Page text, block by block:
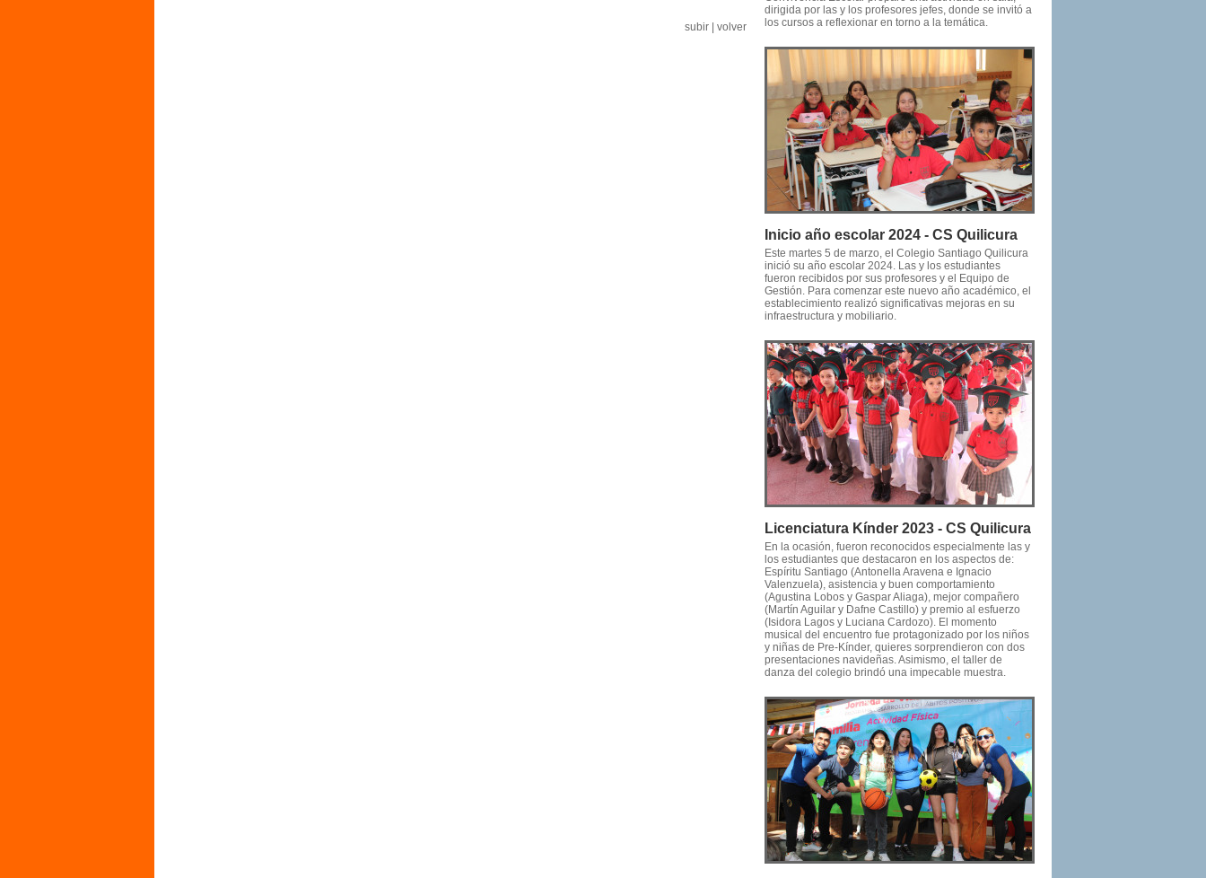
subir volver
dirigida por las y los profesores jefes, donde se invitó a
los cursos a reflexionar en torno a la temática.
Inicio año escolar 2024 - CS Quilicura
Este martes 5 de marzo, el Colegio Santiago Quilicura
inició su año escolar 2024. Las y los estudiantes
fueron recibidos por sus profesores y el Equipo de
Gestión. Para comenzar este nuevo año académico, el
establecimiento realizó significativas mejoras en su
infraestructura y mobiliario.
Licenciatura Kínder 2023 - CS Quilicura
En la ocasión, fueron reconocidos especialmente las y
los estudiantes que destacaron en los aspectos de:
Espíritu Santiago (Antonella Aravena e Ignacio
Valenzuela), asistencia y buen comportamiento
(Agustina Lobos y Gaspar Aliaga), mejor compañero
(Martín Aguilar y Dafne Castillo) y premio al esfuerzo
(Isidora Lagos y Luciana Cardozo). El momento
musical del encuentro fue protagonizado por los niños
y niñas de Pre-Kínder, quieres sorprendieron con dos
presentaciones navideñas. Asimismo, el taller de
danza del colegio brindó una impecable muestra.